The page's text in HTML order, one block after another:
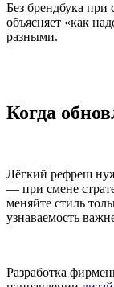
Без брендбука
объясняет «как
разными.
Когда
Лёгкий рефреш
— при смене
меняйте стиль
узнаваемость
Разработка